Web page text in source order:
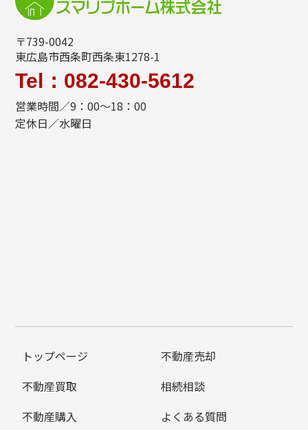
〒739-0042
東広島市西条町西条東1278-1
Tel：082-430-5612
営業時間／9：00～18：00
定休日／水曜日
トップページ
不動産売却
不動産買取
相続相談
不動産購入
よくある質問